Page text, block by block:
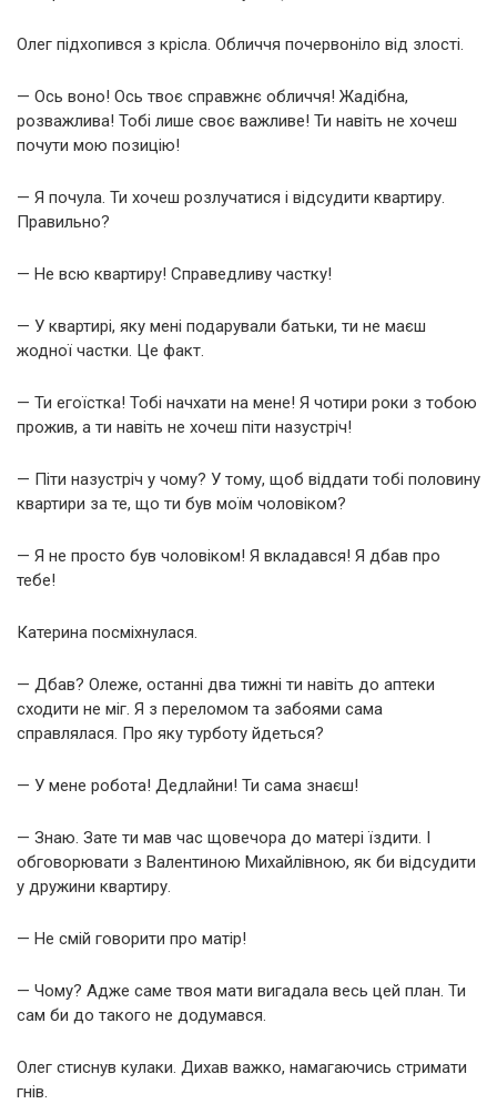
Олег підхопився з крісла. Обличчя почервоніло від злості.
— Ось воно! Ось твоє справжнє обличчя! Жадібна,
розважлива! Тобі лише своє важливе! Ти навіть не хочеш
почути мою позицію!
— Я почула. Ти хочеш розлучатися і відсудити квартиру.
Правильно?
— Не всю квартиру! Справедливу частку!
— У квартирі, яку мені подарували батьки, ти не маєш
жодної частки. Це факт.
— Ти егоїстка! Тобі начхати на мене! Я чотири роки з тобою
прожив, а ти навіть не хочеш піти назустріч!
— Піти назустріч у чому? У тому, щоб віддати тобі половину
квартири за те, що ти був моїм чоловіком?
— Я не просто був чоловіком! Я вкладався! Я дбав про
тебе!
Катерина посміхнулася.
— Дбав? Олеже, останні два тижні ти навіть до аптеки
сходити не міг. Я з переломом та забоями сама
справлялася. Про яку турботу йдеться?
— У мене робота! Дедлайни! Ти сама знаєш!
— Знаю. Зате ти мав час щовечора до матері їздити. І
обговорювати з Валентиною Михайлівною, як би відсудити
у дружини квартиру.
— Не смій говорити про матір!
— Чому? Адже саме твоя мати вигадала весь цей план. Ти
сам би до такого не додумався.
Олег стиснув кулаки. Дихав важко, намагаючись стримати
гнів.